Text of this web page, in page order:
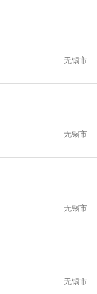
无锡市
无锡市
无锡市
无锡市